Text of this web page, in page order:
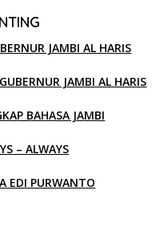
JAMBI AL HARIS
JAMBI AL HARIS
BAHASA JAMBI
– ALWAYS
EDI PURWANTO